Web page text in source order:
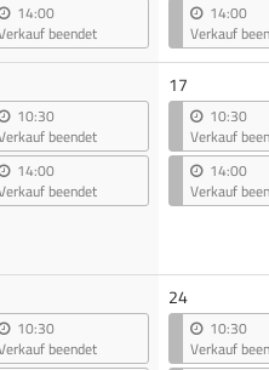
14:00
beendet
14:00
Verkauf
10:30
beendet
14:00
beendet
17
10:30
Verkauf
14:00
Verkauf
10:30
beendet
24
10:30
Verkauf